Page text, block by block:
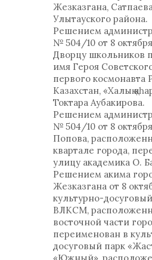
Жезказгана,
Улытауского района.
Решением
№ 504/10 от 8
Дворцу школьников
имя Героя
первого космонавта
Казахстан, «Халық
Токтара Аубакирова.
Решением
№ 504/10 от 8
Попова,
квартале города,
улицу академика О.
Решением акима
Жезказгана от 8
культурно-
ВЛКСМ,
восточной части
переименован в
досуговый парк